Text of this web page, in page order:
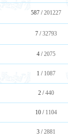
587 /201227
7 /32793
4 /2075
1 / 1087
2 /440
10 / 1104
3 /2881